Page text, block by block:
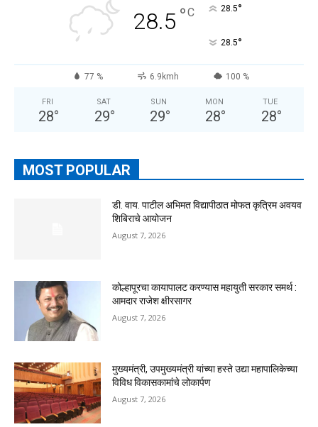
28.5 °C 28.5°
28.5°
77 % 6.9kmh 100 %
FRI
28°
SAT
29°
SUN
29°
MON
28°
TUE
28°
MOST POPULAR
डी. वाय. पाटील अभिमत विद्यापीठात मोफत कृत्रिम अवयव
शिबिराचे आयोजन
August 7, 2026
कोल्हापूरचा कायापालट करण्यास महायुती सरकार समर्थ :
आमदार राजेश क्षीरसागर
August 7, 2026
मुख्यमंत्री, उपमुख्यमंत्री यांच्या हस्ते उद्या महापालिकेच्या
विविध विकासकामांचे लोकार्पण
August 7, 2026